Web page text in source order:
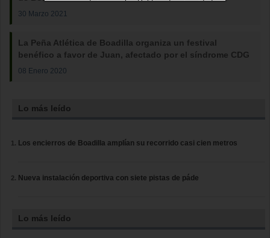
30 Marzo 2021
La Peña Atlética de Boadilla organiza un festival
benéfico a favor de Juan, afectado por el síndrome CDG
08 Enero 2020
Lo más leído
Los encierros de Boadilla amplían su recorrido casi cien metros
Nueva instalación deportiva con siete pistas de páde
Lo más leído
condicionesy losPolítica de privacidad